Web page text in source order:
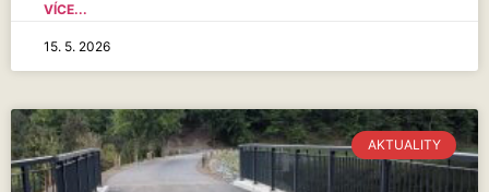
VÍCE...
15. 5. 2026
AKTUALITY